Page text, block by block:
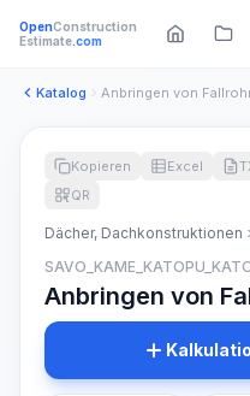
OpenConstruction
Estimate.com
Katalog Anbringen von
Kopieren Excel
QR
Dächer, Dachkonstruktionen
Anbringen von